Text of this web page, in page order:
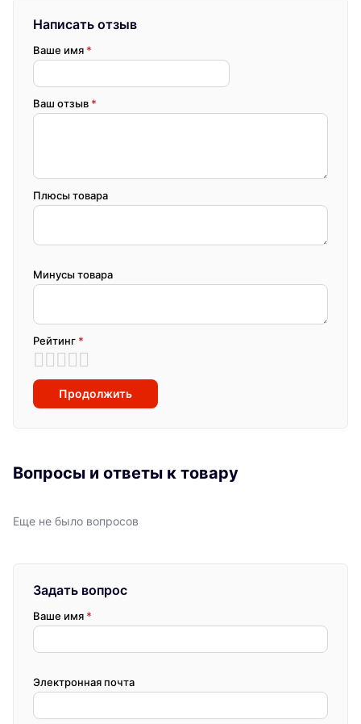
Написать отзыв
Ваше имя *
Ваш отзыв *
Плюсы товара
Минусы товара
Рейтинг *
Продолжить
Вопросы и ответы к товару
Еще не было вопросов
Задать вопрос
Ваше имя *
Электронная почта